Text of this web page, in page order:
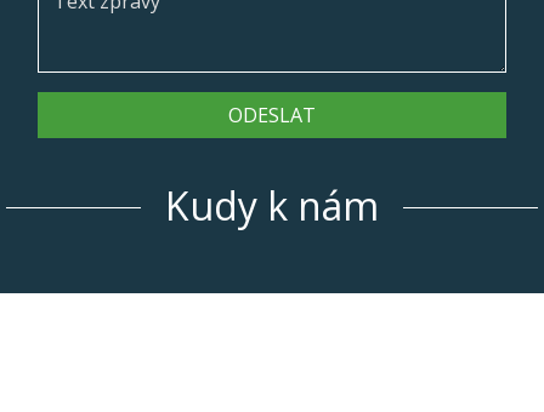
ODESLAT
Kudy k nám